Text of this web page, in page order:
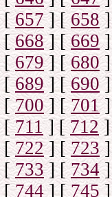
[657] [658]
[668] [669]
[679] [680]
[689] [ 690]
[700] [701]
[711] [712]
[722] [723]
[733] [734]
[744] [745]